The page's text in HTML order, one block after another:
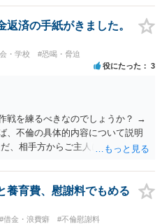
うかを一度大学側に問い合わせて
できるかどうかはこれにかかって
入手が難しければ、弁護士にまず
がいるかどうかは別ですが）、
もらうという方法もあります。
れば認められる可能性はあるかも
合に必ずB社に採用されることが
差額分の賠償までは難しいと思い
をしても得るものが少ない可能性
に関しては弁護士によって見解が
済の手紙がきました。
・学校 #恐喝・脅迫
役にたった 3
戦を練るべきなのでしょうか？ →
、不倫の具体的内容について説明
、相手方からご主人に対する貸金
ますので、この点はご注意くださ
ずお金を用立てて振り込みをする
相手方からご主人に対する貸金請
慰謝料請求は、形式的には別問
養育費、慰謝料でもめる
#借金・浪費癖 #不倫慰謝料